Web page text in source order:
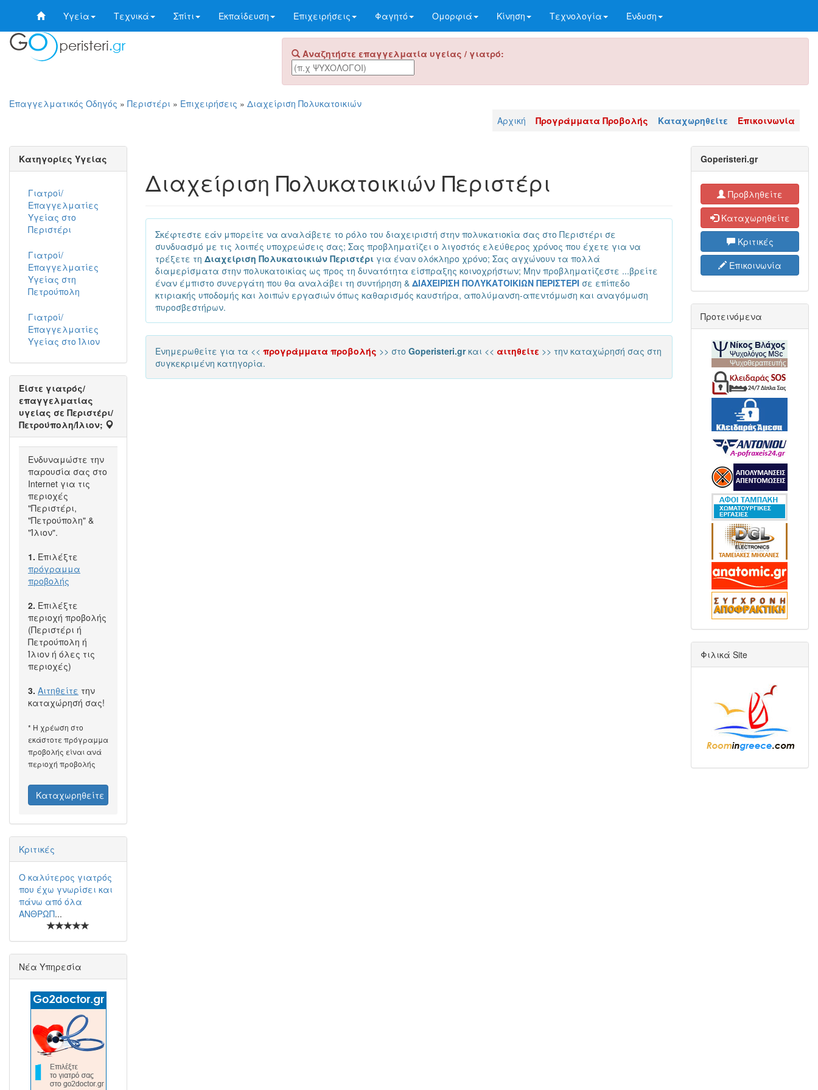
Υγεία Τεχνικά Σπίτι Εκπαίδευση Επιχειρήσεις Φαγητό Ομορφιά Κίνηση Τεχνολογία Ένδυση
Αναζητήστε επαγγελματία υγείας / γιατρό:
Επαγγελματικός Οδηγός » Περιστέρι » Επιχειρήσεις » Διαχείριση Πολυκατοικιών
Αρχική
Προγράμματα Προβολής Καταχωρηθείτε Επικοινωνία
Διαχείριση Πολυκατοικιών Περιστέρι
Σκέφτεστε εάν μπορείτε να αναλάβετε το ρόλο του διαχειριστή στην πολυκατιοκία σας στο Περιστέρι σε
συνδυασμό με τις λοιπές υποχρεώσεις σας; Σας προβληματίζει ο λιγοστός ελεύθερος χρόνος που έχετε για να
τρέξετε τη Διαχείριση Πολυκατοικιών Περιστέρι για έναν ολόκληρο χρόνο; Σας αγχώνουν τα πολλά
διαμερίσματα στην πολυκατοικίας ως προς τη δυνατότητα είσπραξης κοινοχρήστων; Μην προβληματίζεστε ...βρείτε
έναν έμπιστο συνεργάτη που θα αναλάβει τη συντήρηση & ΔΙΑΧΕΙΡΙΣΗ ΠΟΛΥΚΑΤΟΙΚΙΩΝ ΠΕΡΙΣΤΕΡΙ σε επίπεδο
κτιριακής υποδομής και λοιπών εργασιών όπως καθαρισμός καυστήρα, απολύμανση-απεντόμωση και αναγόμωση
πυροσβεστήρων.
Ενημερωθείτε για τα << προγράμματα προβολής >> στο Goperisteri.grκαι << αιτηθείτε >> την καταχώρησή σας στη
συγκεκριμένη κατηγορία.
Κατηγορίες Υγείας
Γιατροί/
Επαγγελματίες
Υγείας στο
Περιστέρι
Γιατροί/
Επαγγελματίες
Υγείας στη
Πετρούπολη
Γιατροί/
Επαγγελματίες
Υγείας στο Ίλιον
Είστε γιατρός/
επαγγελματίας
υγείας σε Περιστέρι/
Πετρούπολη/Ίλιον;
Ενδυναμώστε την
παρουσία σας στο
Internet για τις
περιοχές
"Περιστέρι,
"Πετρούπολη" &
"Ίλιον".
1. Επιλέξτε
πρόγραμμα
προβολής
2. Επιλέξτε
περιοχή προβολής
(Περιστέρι ή
Πετρούπολη ή
Ίλιον ή όλες τις
περιοχές)
3. Αιτηθείτε την
καταχώρησή σας!
* Η χρέωση στο
εκάστοτε πρόγραμμα
προβολής είναι ανά
περιοχή προβολής
Καταχωρηθείτε
Κριτικές
Ο καλύτερος γιατρός
που έχω γνωρίσει και
πάνω από όλα
ΑΝΘΡΩΠ...
Νέα Υπηρεσία
Goperisteri.gr
Προβληθείτε
Καταχωρηθείτε
Κριτικές
Επικοινωνία
Προτεινόμενα
Φιλικά Site